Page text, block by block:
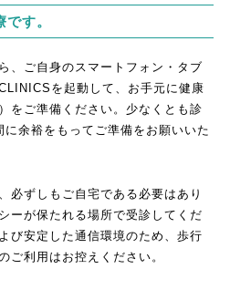
す。
、ご自身のスマートフォン・タブ
を起動して、お手元に健康
をご準備ください。少なくとも診
余裕をもってご準備をお願いいた
必ずしもご自宅である必要はあり
ーが保たれる場所で受診してくだ
び安定した通信環境のため、歩行
ご利用はお控えください。